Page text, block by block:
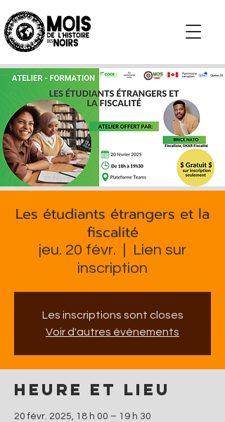
S'impliquer
Les étudiants étrangers et la
fiscalité
jeu. 20 févr.
Lien sur
inscription
Les inscriptions sont closes
Voir d'autres événements
Heure et lieu
20 févr. 2025, 18 h 00 – 19 h 30